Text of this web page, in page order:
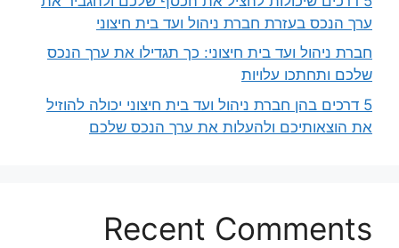
ערך הנכס בעזרת חברת ניהול ועד בית חיצוני
חברת ניהול ועד בית חיצוני: כך תגדילו את ערך הנכס
שלכם ותחתכו עלויות
5 דרכים בהן חברת ניהול ועד בית חיצוני יכולה להוזיל
את הוצאותיכם ולהעלות את ערך הנכס שלכם
Recent Comments